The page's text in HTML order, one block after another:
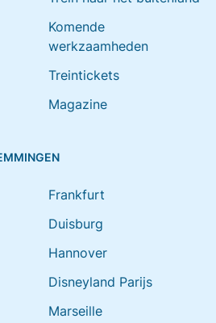
Komende
werkzaamheden
Treintickets
Magazine
Frankfurt
Duisburg
Hannover
Disneyland Parijs
Marseille